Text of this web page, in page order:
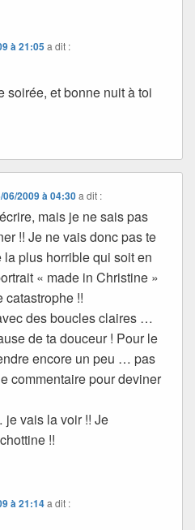
à 21:05a dit :
soirée, et bonne nuit à toi
06/2009 à 04:30 a dit :
mais je ne sais pas
!! Je ne vais donc pas te
la plus horrible qui soit en
« made in Christine »
!!
des boucles claires …
de ta douceur ! Pour le
encore un peu … pas
commentaire pour deviner
je vais la voir !! Je
!!
à 21:14a dit :